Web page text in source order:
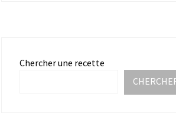
Chercher une recette